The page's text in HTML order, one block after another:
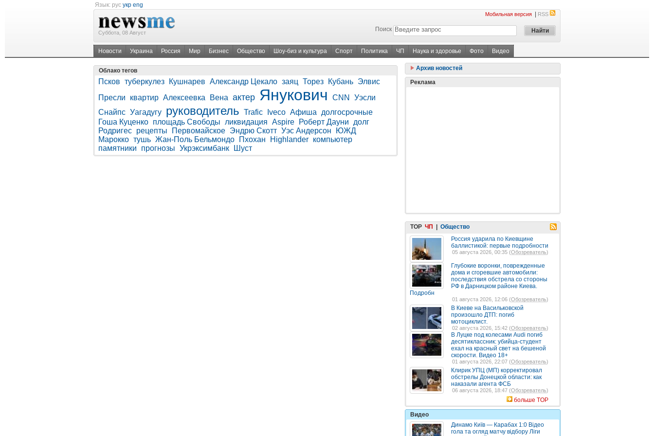
Язык: рус укр eng
Суббота, 08 Август
Мобильная версия RSS
Поиск
Новости Украина Россия Мир Бизнес Общество Шоу-биз и культура Спорт Политика ЧП Наука и здоровье Фото Видео
Облако тегов
Псков туберкулез Кушнарев Александр Цекало заяц Торез Кубань Элвис
Пресли
квартир Алексеевка Вена актер Янукович CNN
Уэсли
Снайпс Уагадугу руководитель Trafic Iveco Афиша
долгосрочные
Гоша Куценко площадь Свободы ликвидация Aspire Роберт Дауни
долг
Родригес рецепты Первомайское Эндрю Скотт Уэс Андерсон
ЮЖД
Марокко тушь Жан-Поль Бельмондо Пхохан Highlander компьютер
памятники
прогнозы Укрэксимбанк Шуст
Архив новостей
Реклама
TOP ЧП
Общество
Россия ударила по Киевщине
баллистикой: первые подробности
05 августа 2026, 00:35 (Обозреватель)
Глубокие воронки, поврежденные
дома и сгоревшие автомобили:
последствия обстрела со стороны
РФ в Дарницком районе Киева.
Подробн
01 августа 2026, 12:06 (Обозреватель)
В Киеве на Васильковской
произошло ДТП: погиб
мотоциклист.
02 августа 2026, 15:42 (Обозреватель)
В Луцке под колесами Audi погиб
десятиклассник: убийца-студент
ехал на красный свет на бешеной
скорости. Видео 18+
01 августа 2026, 22:07 (Обозреватель)
Клирик УПЦ (МП) корректировал
обстрелы Донецкой области: как
наказали агента ФСБ
06 августа 2026, 18:47 (Обозреватель)
больше TOP
Видео
Динамо Київ — Карабах 1:0 Відео
гола та огляд матчу відбору Ліги